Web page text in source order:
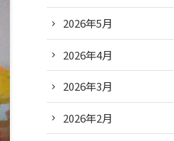
2026年5月
2026年4月
2026年3月
2026年2月